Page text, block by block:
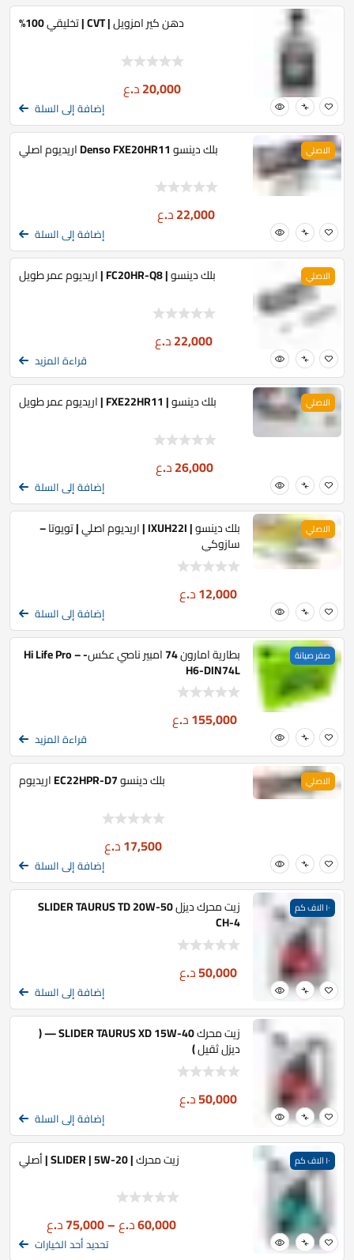
دهن كير امزويل | CVT | تخليقي 100%
20,000د.ع
إضافة إلى السلة
الاصلي بلك دينسو Denso FXE20HR11 اريديوم اصلي
22,000د.ع
إضافة إلى السلة
الاصلي بلك دينسو | FC20HR-Q8 | اريديوم عمر طويل
22,000د.ع
قراءة المزيد
الاصلي بلك دينسو | FXE22HR11 | اريديوم عمر طويل
26,000د.ع
إضافة إلى السلة
الاصلي بلك دينسو | IXUH22I | اريديوم اصلي | تويوتا –
سازوكي
12,000د.ع
إضافة إلى السلة
صفر صيانة بطارية امارون 74 امبير ناصي عكس- Hi Life Pro –
H6-DIN74L
155,000د.ع
قراءة المزيد
الاصلي بلك دينسو EC22HPR-D7 اريديوم
17,500د.ع
إضافة إلى السلة
١٠ الاف كم زيت محرك ديزل SLIDER TAURUS TD 20W-50
CH-4
50,000د.ع
إضافة إلى السلة
زيت محرك SLIDER TAURUS XD 15W-40 — (
ديزل ثقيل )
50,000د.ع
إضافة إلى السلة
١٠ الاف كم زيت محرك | SLIDER | 5W-20 | أصلي
60,000د.ع–
75,000د.ع
تحديد أحد الخيارات